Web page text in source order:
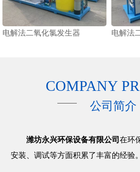
电解法二氧化氯发生器 电解法
COMPANY
公司简介
潍坊永兴环保设备有限公司在环
安装、调试等方面积累了丰富的经验。